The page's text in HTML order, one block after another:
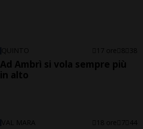
QUINTO 17 ore 8 38
Ad Ambrì si vola sempre più
in alto
VAL MARA 18 ore 7 44